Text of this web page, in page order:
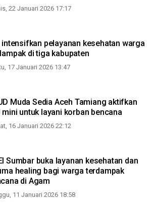
22 Januari 2026 17:17
intensifkan pelayanan kesehatan warga
di tiga kabupaten
17 Januari 2026 13:47
Muda Sedia Aceh Tamiang aktifkan
mini untuk layani korban bencana
16 Januari 2026 22:12
Sumbar buka layanan kesehatan dan
healing bagi warga terdampak
di Agam
11 Januari 2026 18:58